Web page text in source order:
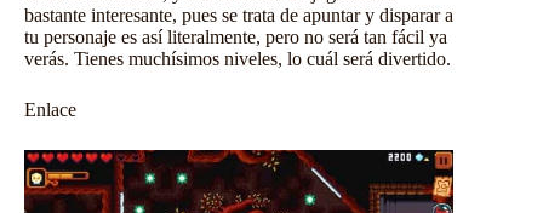
bastante interesante, pues se trata de apuntar y disparar a
tu personaje es así literalmente, pero no será tan fácil ya
verás. Tienes muchísimos niveles, lo cuál será divertido.
Enlace